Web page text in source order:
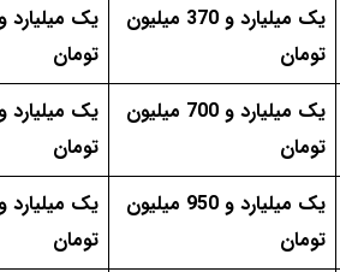
یک میلیارد و 370 میلیون
تومان
تومان
یک میلیارد و 700 میلیون
تومان
تومان
یک میلیارد و 950 میلیون
تومان
تومان